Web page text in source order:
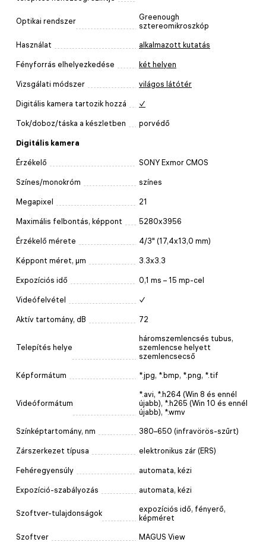
Optikai rendszer
Greenough
sztereomikroszkóp
Használat alkalmazott kutatás
Fényforrás elhelyezkedése két helyen
Vizsgálati módszer világos látótér
Digitális kamera tartozik hozzá ✓
Tok/doboz/táska a készletben porvédő
Digitális kamera
Érzékelő SONY Exmor CMOS
Színes/monokróm színes
Megapixel 21
Maximális felbontás, képpont 5280x3956
Érzékelő mérete 4/3" (17,4x13,0 mm)
Képpont méret, μm 3.3x3.3
Expozíciós idő 0,1 ms – 15 mp-cel
Videófelvétel ✓
Aktív tartomány, dB 72
Telepítés helye
háromszemlencsés tubus,
szemlencse helyett
szemlencsecső
Képformátum *.jpg, *.bmp, *.png, *.tif
Videóformátum
*.avi, *.h264 (Win 8 és ennél
újabb), *.h265 (Win 10 és ennél
újabb), *.wmv
Színképtartomány, nm 380–650 (infravörös-szűrt)
Zárszerkezet típusa elektronikus zár (ERS)
Fehéregyensúly automata, kézi
Expozíció-szabályozás automata, kézi
Szoftver-tulajdonságok
expozíciós idő, fényerő,
képméret
Szoftver MAGUS View